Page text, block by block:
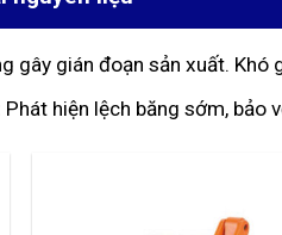
gây gián đoạn sản xuất. Khó
Phát hiện lệch băng sớm, bảo